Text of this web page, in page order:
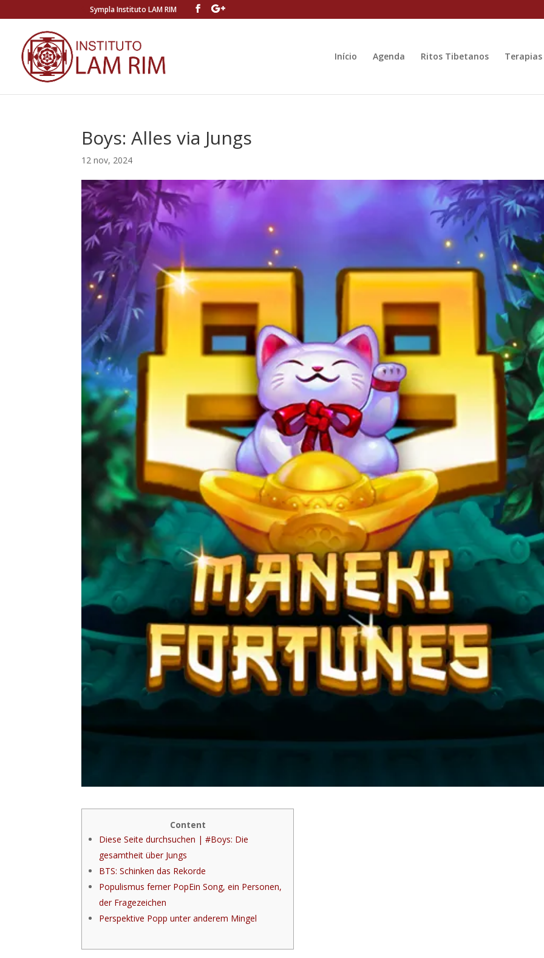
Sympla Instituto LAM RIM
Início Agenda Ritos Tibetanos Terapias
Boys: Alles via Jungs
12 nov, 2024
Content
Diese Seite durchsuchen | #Boys: Die
gesamtheit über Jungs
BTS: Schinken das Rekorde
Populismus ferner PopEin Song, ein Personen,
der Fragezeichen
Perspektive Popp unter anderem Mingel